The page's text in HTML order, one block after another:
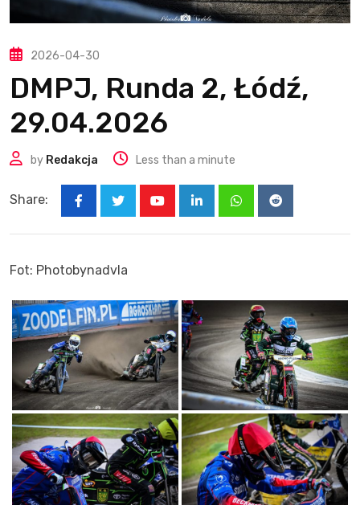
2026-04-30
DMPJ, Runda 2, Łódź,
29.04.2026
by Redakcja Less than a minute
Share:
YoutubeLinkedInWhatsappReddit
Fot: Photobynadvla